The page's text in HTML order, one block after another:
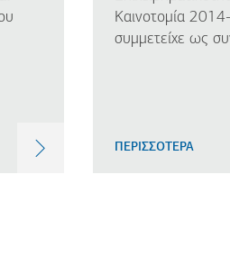
Καινοτομία
συμμετείχε ως
ΠΕΡΙΣΣΟΤΕΡΑ